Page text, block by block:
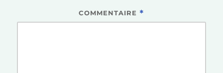
COMMENTAIRE *